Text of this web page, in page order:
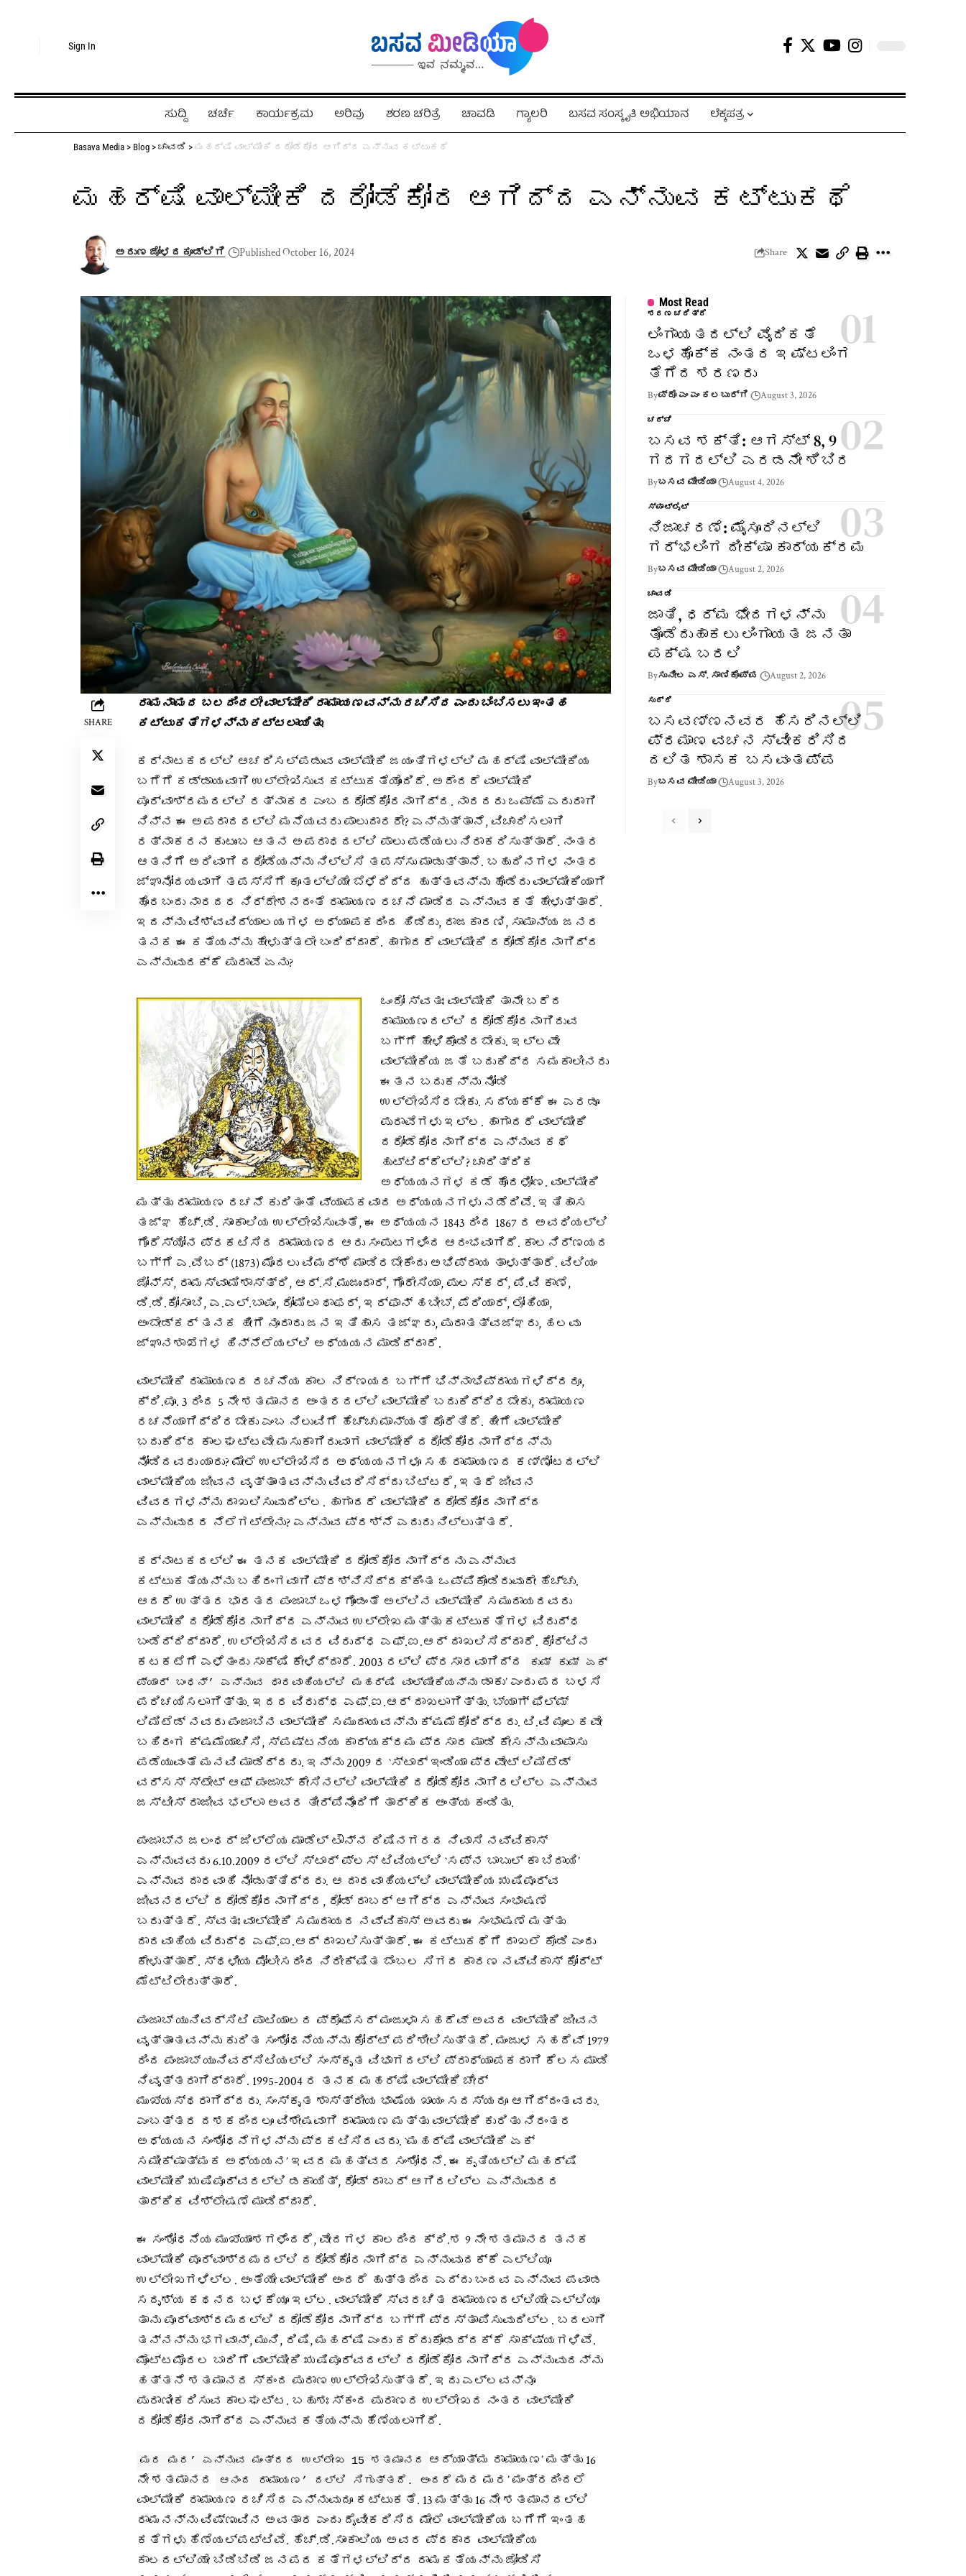
Sign In
ಸುದ್ದಿ ಚರ್ಚೆ ಕಾರ್ಯಕ್ರಮ ಅರಿವು ಶರಣ ಚರಿತ್ರೆ ಚಾವಡಿ ಗ್ಯಾಲರಿ ಬಸವ ಸಂಸ್ಕೃತಿ ಅಭಿಯಾನ ಲೆಕ್ಕಪತ್ರ
Basava Media > Blog > ಚಾವಡಿ > ಮಹರ್ಷಿ ವಾಲ್ಮೀಕಿ ದರೋಡೆಕೋರ ಆಗಿದ್ದ ಎನ್ನುವ ಕಟ್ಟುಕಥೆ
ಮಹರ್ಷಿ ವಾಲ್ಮೀಕಿ ದರೋಡೆಕೋರ ಆಗಿದ್ದ ಎನ್ನುವ ಕಟ್ಟುಕಥೆ
ಅರುಣ ಜೋಳದಕೂಡ್ಲಿಗಿ Published October 16, 2024 Share
SHARE
ರಾಮನಾಮದ ಬಲದಿಂದಲೇ ವಾಲ್ಮೀಕಿ ರಾಮಾಯಣವನ್ನು ರಚಿಸಿದ ಎಂದು ಬಿಂಬಿಸಲು ಇಂತಹ
ಕಟ್ಟುಕತೆಗಳನ್ನು ಕಟ್ಟಲಾಯಿತು.
ಕರ್ನಾಟಕದಲ್ಲಿ ಆಚರಿಸಲ್ಪಡುವ ವಾಲ್ಮೀಕಿ ಜಯಂತಿಗಳಲ್ಲಿ ಮಹರ್ಷಿ ವಾಲ್ಮೀಕಿಯ
ಬಗೆಗೆ ಕಡ್ಡಾಯವಾಗಿ ಉಲ್ಲೇಖಿಸುವ ಕಟ್ಟುಕತೆಯೊಂದಿದೆ. ಅದೆಂದರೆ ವಾಲ್ಮೀಕಿ
ಪೂರ್ವಾಶ್ರಮದಲ್ಲಿ ರತ್ನಾಕರ ಎಂಬ ದರೋಡೆಕೋರನಾಗಿದ್ದ. ನಾರದರು ಒಮ್ಮೆ ಎದುರಾಗಿ
ನಿನ್ನ ಈ ಅಪರಾದದಲ್ಲಿ ಮನೆಯವರು ಪಾಲುದಾರರೇ? ಎನ್ನುತ್ತಾನೆ, ವಿಚಾರಿಸಲಾಗಿ
ರತ್ನಾಕರನ ಕುಟುಂಬ ಆತನ ಅಪರಾಧದಲ್ಲಿ ಪಾಲು ಪಡೆಯಲು ನಿರಾಕರಿಸುತ್ತಾರೆ. ನಂತರ
ಆತನಿಗೆ ಅರಿವಾಗಿ ದರೋಡೆಯನ್ನು ನಿಲ್ಲಿಸಿ ತಪಸ್ಸು ಮಾಡುತ್ತಾನೆ. ಬಹುದಿನಗಳ ನಂತರ
ಜ್ಞಾನೋದಯವಾಗಿ ತಪಸ್ಸಿಗೆ ಕೂತಲ್ಲಿಯೇ ಬೆಳೆದಿದ್ದ ಹುತ್ತವನ್ನು ಹೊಡೆದು ವಾಲ್ಮೀಕಿಯಾಗಿ
ಹೊರಬಂದು ನಾರದರ ನಿರ್ದೇಶನದಂತೆ ರಾಮಾಯಣ ರಚನೆ ಮಾಡಿದ ಎನ್ನುವ ಕತೆ ಹೇಳುತ್ತಾರೆ.
ಇದನ್ನು ವಿಶ್ವವಿದ್ಯಾಲಯಗಳ ಅಧ್ಯಾಪಕರಿಂದ ಹಿಡಿದು, ರಾಜಕಾರಣಿ, ಸಾಮಾನ್ಯ ಜನರ
ತನಕ ಈ ಕತೆಯನ್ನು ಹೇಳುತ್ತಲೇ ಬಂದಿದ್ದಾರೆ. ಹಾಗಾದರೆ ವಾಲ್ಮೀಕಿ ದರೋಡೆಕೋರನಾಗಿದ್ದ
ಎನ್ನುವುದಕ್ಕೆ ಪುರಾವೆ ಏನು?
ಒಂದೋ ಸ್ವತಃ ವಾಲ್ಮೀಕಿ ತಾನೇ ಬರೆದ
ರಾಮಾಯಣದಲ್ಲಿ ದರೋಡೆಕೋರನಾಗಿರುವ
ಬಗ್ಗೆ ಹೇಳಿಕೊಂಡಿರಬೇಕು. ಇಲ್ಲವೇ
ವಾಲ್ಮೀಕಿಯ ಜತೆ ಬದುಕಿದ್ದ ಸಮಕಾಲೀನರು
ಈತನ ಬದುಕನ್ನು ನೋಡಿ
ಉಲ್ಲೇಖಿಸಿರಬೇಕು. ಸದ್ಯಕ್ಕೆ ಈ ಎರಡೂ
ಪುರಾವೆಗಳು ಇಲ್ಲ. ಹಾಗಾದರೆ ವಾಲ್ಮೀಕಿ
ದರೋಡೆಕೋರನಾಗಿದ್ದ ಎನ್ನುವ ಕಥೆ
ಹುಟ್ಟಿದ್ದೆಲ್ಲಿ? ಚಾರಿತ್ರಿಕ
ಅಧ್ಯಯನಗಳ ಕಡೆ ಹೊರಳೋಣ. ವಾಲ್ಮೀಕಿ
ಮತ್ತು ರಾಮಾಯಣ ರಚನೆ ಕುರಿತಂತೆ ವ್ಯಾಪಕವಾದ ಅಧ್ಯಯನಗಳು ನಡೆದಿವೆ. ಇತಿಹಾಸ
ತಜ್ಞ ಹೆಚ್.ಡಿ. ಸಾಂಕಾಲಿಯ ಉಲ್ಲೇಖಿಸುವಂತೆ, ಈ ಅಧ್ಯಯನ 1843 ರಿಂದ 1867 ರ ಅವಧಿಯಲ್ಲಿ
ಗೊರೆಸ್ಯೋನ ಪ್ರಕಟಿಸಿದ ರಾಮಾಯಣದ ಆರು ಸಂಪುಟಗಳಿಂದ ಆರಂಭವಾಗಿದೆ. ಕಾಲನಿರ್ಣಯದ
ಬಗ್ಗೆ ಎ.ವೆಬರ್ (1873) ಮೊದಲು ವಿಮರ್ಶೆ ಮಾಡಿರಬೇಕೆಂದು ಅಭಿಪ್ರಾಯ ತಾಳುತ್ತಾರೆ. ವಿಲಿಯಂ
ಜೋನ್ಸ್, ರಾಮಸ್ವಾಮಿಶಾಸ್ತ್ರಿ, ಆರ್.ಸಿ.ಮುಜುಂದಾರ್, ಗೊರೇಸಿಯಾ, ಪುಲಸ್ಕರ್, ಪಿ.ವಿ ಕಾಣೆ,
ಡಿ.ಡಿ.ಕೋಸಾಂಬಿ, ಎ.ಎಲ್.ಬಾಷಂ, ರೋಮಿಲಾ ಥಾಫರ್, ಇರ್ಫಾನ್ ಹಬೀಬ್, ಪೆರಿಯಾರ್, ಲೋಹಿಯಾ,
ಅಂಬೇಡ್ಕರ್ ತನಕ ಹೀಗೆ ನೂರಾರು ಜನ ಇತಿಹಾಸ ತಜ್ಞರು, ಪುರಾತತ್ವಜ್ಞರು, ಹಲವು
ಜ್ಞಾನಶಾಖೆಗಳ ಹಿನ್ನೆಲೆಯಲ್ಲಿ ಅಧ್ಯಯನ ಮಾಡಿದ್ದಾರೆ.
ವಾಲ್ಮೀಕಿ ರಾಮಾಯಣದ ರಚನೆಯ ಕಾಲ ನಿರ್ಣಯದ ಬಗ್ಗೆ ಭಿನ್ನಾಭಿಪ್ರಾಯಗಳಿದ್ದರೂ,
ಕ್ರಿ.ಪೂ. 3 ರಿಂದ 5 ನೇ ಶತಮಾನದ ಅಂತರದಲ್ಲಿ ವಾಲ್ಮೀಕಿ ಬದುಕಿದ್ದಿರಬೇಕು, ರಾಮಾಯಣ
ರಚನೆಯಾಗಿದ್ದಿರಬೇಕು ಎಂಬ ನಿಲುವಿಗೆ ಹೆಚ್ಚು ಮಾನ್ಯತೆ ದೊರೆತಿದೆ. ಹೀಗೆ ವಾಲ್ಮೀಕಿ
ಬದುಕಿದ್ದ ಕಾಲಘಟ್ಟವೇ ಮಸುಕಾಗಿರುವಾಗ ವಾಲ್ಮೀಕಿ ದರೋಡೆಕೋರನಾಗಿದ್ದನ್ನು
ನೋಡಿದವರು ಯಾರು? ಮೇಲೆ ಉಲ್ಲೇಖಿಸಿದ ಅಧ್ಯಯನಗಳೂ ಸಹ ರಾಮಾಯಣದ ಕಣ್ಣೋಟದಲ್ಲಿ
ವಾಲ್ಮೀಕಿಯ ಜೀವನ ವೃತ್ತಾಂತವನ್ನು ವಿವರಿಸಿದ್ದು ಬಿಟ್ಟರೆ, ಇತರೆ ಜೀವನ
ವಿವರಗಳನ್ನು ದಾಖಲಿಸುವುದಿಲ್ಲ. ಹಾಗಾದರೆ ವಾಲ್ಮೀಕಿ ದರೋಡೆಕೋರನಾಗಿದ್ದ
ಎನ್ನುವುದರ ನೆಲೆಗಟ್ಟೇನು? ಎನ್ನುವ ಪ್ರಶ್ನೆ ಎದುರು ನಿಲ್ಲುತ್ತದೆ.
ಕರ್ನಾಟಕದಲ್ಲಿ ಈ ತನಕ ವಾಲ್ಮೀಕಿ ದರೋಡೆಕೋರನಾಗಿದ್ದನು ಎನ್ನುವ
ಕಟ್ಟುಕತೆಯನ್ನು ಬಹಿರಂಗವಾಗಿ ಪ್ರಶ್ನಿಸಿದ್ದಕ್ಕಿಂತ ಒಪ್ಪಿಕೊಂಡಿರುವುದೇ ಹೆಚ್ಚು.
ಆದರೆ ಉತ್ತರ ಭಾರತದ ಪಂಜಾಬ್ ಒಳಗೊಂಡಂತೆ ಅಲ್ಲಿನ ವಾಲ್ಮೀಕಿ ಸಮುದಾಯದವರು
ವಾಲ್ಮೀಕಿ ದರೋಡೆಕೋರನಾಗಿದ್ದ ಎನ್ನುವ ಉಲ್ಲೇಖ ಮತ್ತು ಕಟ್ಟುಕತೆಗಳ ವಿರುದ್ಧ
ಬಂಡೆದ್ದಿದ್ದಾರೆ. ಉಲ್ಲೇಖಿಸಿದವರ ವಿರುದ್ಧ ಎಫ್.ಐ.ಆರ್ ದಾಖಲಿಸಿದ್ದಾರೆ. ಕೋರ್ಟಿನ
ಕಟಕಟೆಗೆ ಎಳೆತಂದು ಸಾಕ್ಷಿ ಕೇಳಿದ್ದಾರೆ. 2003 ರಲ್ಲಿ ಪ್ರಸಾರವಾಗಿದ್ದ
ಕುಮ್ ಕುಮ್ ಏಕ್
ಪ್ಯಾರ್ ಬಂಧನ್’ ಎನ್ನುವ ಧಾರವಾಹಿಯಲ್ಲಿ ಮಹರ್ಷಿ ವಾಲ್ಮೀಕಿಯನ್ನು ಡಾಕು’ ಎಂದು ಪದ ಬಳಸಿ
ಪರಿಚಯಿಸಲಾಗಿತ್ತು. ಇದರ ವಿರುದ್ಧ ಎಫ್.ಐ.ಆರ್ ದಾಖಲಾಗಿತ್ತು. ಬ್ಯಾಗ್ ಫಿಲ್ಮ್
ಲಿಮಿಟೆಡ್ ನವರು ಪಂಜಾಬಿನ ವಾಲ್ಮೀಕಿ ಸಮುದಾಯವನ್ನು ಕ್ಷಮೆಕೋರಿದ್ದರು. ಟಿ.ವಿ ಮೂಲಕವೇ
ಬಹಿರಂಗ ಕ್ಷಮೆಯಾಚಿಸಿ, ಸ್ಪಷ್ಟನೆಯ ಕಾರ್ಯಕ್ರಮ ಪ್ರಸಾರ ಮಾಡಿ ಕೇಸನ್ನು ವಾಪಾಸು
ಪಡೆಯುವಂತೆ ಮನವಿ ಮಾಡಿದ್ದರು. ಇನ್ನು 2009 ರ `ಸ್ಟಾರ್ ಇಂಡಿಯಾ ಪ್ರವೇಟ್ ಲಿಮಿಟೆಡ್
ವರ್ಸಸ್ ಸ್ಟೇಟ್ ಆಫ್ ಪಂಜಾಬ್’ ಕೇಸಿನಲ್ಲಿ ವಾಲ್ಮೀಕಿ ದರೋಡೆಕೋರನಾಗಿರಲಿಲ್ಲ ಎನ್ನುವ
ಜಸ್ಟೀಸ್ ರಾಜೀವ ಭಲ್ಲಾ ಅವರ ತೀರ್ಪಿನೊಂದಿಗೆ ತಾರ್ಕಿಕ ಅಂತ್ಯ ಕಂಡಿತು.
ಪಂಜಾಬ್‌ನ ಜಲಂಧರ್ ಜಿಲ್ಲೆಯ ಮಾಡೆಲ್ ಟೌನ್‌ನ ರಿಷಿನಗರದ ನಿವಾಸಿ ನವ್ವಿಕಾಸ್
ಎನ್ನುವವರು 6.10.2009 ರಲ್ಲಿ ಸ್ಟಾರ್ ಪ್ಲಸ್ ಟಿವಿಯಲ್ಲಿ `ಸಪ್ನ ಬಾಬುಲ್ ಕಾ ಬಿದಾಯಿ’
ಎನ್ನುವ ದಾರವಾಹಿ ನೋಡುತ್ತಿದ್ದರು. ಆ ದಾರವಾಹಿಯಲ್ಲಿ ವಾಲ್ಮೀಕಿಯ ಋಷಿಪೂರ್ವ
ಜೀವನದಲ್ಲಿ ದರೋಡೆಕೋರನಾಗಿದ್ದ, ರೋಡ್ ರಾಬರ್ ಆಗಿದ್ದ ಎನ್ನುವ ಸಂಭಾಷಣೆ
ಬರುತ್ತದೆ. ಸ್ವತಃ ವಾಲ್ಮೀಕಿ ಸಮುದಾಯದ ನವ್ವಿಕಾಸ್ ಅವರು ಈ ಸಂಭಾಷಣೆ ಮತ್ತು
ದಾರವಾಹಿಯ ವಿರುದ್ಧ ಎಫ್.ಐ.ಆರ್ ದಾಖಲಿಸುತ್ತಾರೆ. ಈ ಕಟ್ಟುಕಥೆಗೆ ದಾಖಲೆ ಕೊಡಿ ಎಂದು
ಕೇಳುತ್ತಾರೆ. ಸ್ಥಳೀಯ ಪೋಲೀಸರಿಂದ ನಿರೀಕ್ಷಿತ ಬೆಂಬಲ ಸಿಗದ ಕಾರಣ ನವ್ವಿಕಾಸ್ ಕೋರ್ಟ್
ಮೆಟ್ಟಿಲೇರುತ್ತಾರೆ.
ಪಂಜಾಬ್ ಯುನಿವರ್ಸಿಟಿ ಪಾಟಿಯಾಲದ ಪ್ರೊಫೆಸರ್ ಮಂಜುಳಾ ಸಹದೆವ್ ಅವರ ವಾಲ್ಮೀಕಿ ಜೀವನ
ವೃತ್ತಾಂತವನ್ನು ಕುರಿತ ಸಂಶೋಧನೆಯನ್ನು ಕೋರ್ಟ್ ಪರಿಶೀಲಿಸುತ್ತದೆ. ಮಂಜುಳ ಸಹದೆವ್ 1979
ರಿಂದ ಪಂಜಾಬ್ ಯುನಿವರ್ಸಿಟಿಯಲ್ಲಿ ಸಂಸ್ಕೃತ ವಿಭಾಗದಲ್ಲಿ ಪ್ರಾಧ್ಯಾಪಕರಾಗಿ ಕೆಲಸ ಮಾಡಿ
ನಿವೃತ್ತರಾಗಿದ್ದಾರೆ. 1995-2004 ರ ತನಕ ಮಹರ್ಷಿ ವಾಲ್ಮೀಕಿ ಚೇರ್
ಮುಖ್ಯಸ್ಥರಾಗಿದ್ದರು. ಸಂಸ್ಕೃತ ಶಾಸ್ತ್ರೀಯ ಭಾಷೆಯ ಖಾಯಂ ಸದಸ್ಯರೂ ಆಗಿದ್ದಂತವರು.
ಎಂಬತ್ತರ ದಶಕದಿಂದಲೂ ವಿಶೇಷವಾಗಿ ರಾಮಾಯಣ ಮತ್ತು ವಾಲ್ಮೀಕಿ ಕುರಿತು ನಿರಂತರ
ಅಧ್ಯಯನ ಸಂಶೋಧನೆಗಳನ್ನು ಪ್ರಕಟಿಸಿದವರು. `ಮಹರ್ಷಿ ವಾಲ್ಮೀಕಿ ಏಕ್
ಸಮೀಕ್ಷಾತ್ಮಕ ಅಧ್ಯಯನ’ ಇವರ ಮಹತ್ವದ ಸಂಶೋಧನೆ. ಈ ಕೃತಿಯಲ್ಲಿ ಮಹರ್ಷಿ
ವಾಲ್ಮೀಕಿ ಋಷಿಪೂರ್ವದಲ್ಲಿ ಡಕಾಯಿತ್, ರೋಡ್ ರಾಬರ್ ಆಗಿರಲಿಲ್ಲ ಎನ್ನುವುದರ
ತಾರ್ಕಿಕ ವಿಶ್ಲೇಷಣೆ ಮಾಡಿದ್ದಾರೆ.
ಈ ಸಂಶೋಧನೆಯ ಮುಖ್ಯಾಂಶಗಳೆಂದರೆ, ವೇದಗಳ ಕಾಲದಿಂದ ಕ್ರಿ.ಶ 9 ನೇ ಶತಮಾನದ ತನಕ
ವಾಲ್ಮೀಕಿ ಪೂರ್ವಾಶ್ರಮದಲ್ಲಿ ದರೋಡೆಕೋರನಾಗಿದ್ದ ಎನ್ನುವುದಕ್ಕೆ ಎಲ್ಲಿಯೂ
ಉಲ್ಲೇಖಗಳಿಲ್ಲ. ಅಂತೆಯೇ ವಾಲ್ಮೀಕಿ ಅಂದರೆ ಹುತ್ತದಿಂದ ಎದ್ದು ಬಂದವ ಎನ್ನುವ ಪವಾಡ
ಸದೃಶ್ಯ ಕಥನದ ಬಳಕೆಯೂ ಇಲ್ಲ. ವಾಲ್ಮೀಕಿ ಸ್ವರಚಿತ ರಾಮಾಯಣದಲ್ಲಿಯೇ ಎಲ್ಲಿಯೂ
ತಾನು ಪೂರ್ವಾಶ್ರಮದಲ್ಲಿ ದರೋಡೆಕೋರನಾಗಿದ್ದ ಬಗ್ಗೆ ಪ್ರಸ್ತಾಪಿಸುವುದಿಲ್ಲ. ಬದಲಾಗಿ
ತನ್ನನ್ನು ಭಗವಾನ್, ಮುನಿ, ರಿಷಿ, ಮಹರ್ಷಿ ಎಂದು ಕರೆದುಕೊಂಡದ್ದಕ್ಕೆ ಸಾಕ್ಷ್ಯಗಳಿವೆ.
ಮೊಟ್ಟಮೊದಲ ಬಾರಿಗೆ ವಾಲ್ಮೀಕಿ ಋಷಿಪೂರ್ವದಲ್ಲಿ ದರೋಡೆಕೋರನಾಗಿದ್ದ ಎನ್ನುವುದನ್ನು
ಹತ್ತನೆ ಶತಮಾನದ ಸ್ಕಂದ ಪುರಾಣ ಉಲ್ಲೇಖಿಸುತ್ತದೆ. ಇದು ಎಲ್ಲವನ್ನೂ
ಪುರಾಣೀಕರಿಸುವ ಕಾಲಘಟ್ಟ. ಬಹುಶಃ ಸ್ಕಂದ ಪುರಾಣದ ಉಲ್ಲೇಖದ ನಂತರ ವಾಲ್ಮೀಕಿ
ದರೋಡೆಕೋರನಾಗಿದ್ದ ಎನ್ನುವ ಕತೆಯನ್ನು ಹೆಣೆಯಲಾಗಿದೆ.
ಮರ ಮರ’ ಎನ್ನುವ ಮಂತ್ರದ ಉಲ್ಲೇಖ 15 ಶತಮಾನದ
ಆದ್ಯಾತ್ಮ ರಾಮಾಯಣ’ ಮತ್ತು 16
ನೇ ಶತಮಾನದ
ಆನಂದ ರಾಮಾಯಣ’ ದಲ್ಲಿ ಸಿಗುತ್ತದೆ. ಅಂದರೆ ಮರ ಮರ’ ಮಂತ್ರದಿಂದಲೆ
ವಾಲ್ಮೀಕಿ ರಾಮಾಯಣ ರಚಿಸಿದ ಎನ್ನುವುದೂ ಕಟ್ಟುಕತೆ. 13 ಮತ್ತು 16 ನೇ ಶತಮಾನದಲ್ಲಿ
ರಾಮನನ್ನು ವಿಷ್ಣುವಿನ ಅವತಾರ ಎಂದು ದೈವೀಕರಿಸಿದ ಮೇಲೆ ವಾಲ್ಮೀಕಿಯ ಬಗೆಗೆ ಇಂತಹ
ಕತೆಗಳು ಹೆಣೆಯಲ್ಪಟ್ಟಿವೆ. ಹೆಚ್.ಡಿ.ಸಾಂಕಾಲಿಯ ಅವರ ಪ್ರಕಾರ ವಾಲ್ಮೀಕಿಯ
ಕಾಲದಲ್ಲಿಯೇ ಬಿಡಿಬಿಡಿ ಜನಪದ ಕತೆಗಳಲ್ಲಿದ್ದ ರಾಮಕತೆಯನ್ನು ಜೋಡಿಸಿ
Most Read
ಶರಣ ಚರಿತ್ರೆ
ಲಿಂಗಾಯತದಲ್ಲಿ ವೈದಿಕತೆ
ಒಳಹೊಕ್ಕ ನಂತರ ಇಷ್ಟಲಿಂಗ
ತೆಗೆದ ಶರಣರು
Byಪ್ರೊ ಎಂ ಎಂ ಕಲಬುರ್ಗಿ August 3, 2026
ಚರ್ಚೆ
ಬಸವ ಶಕ್ತಿ: ಆಗಸ್ಟ್ 8, 9
ಗದಗದಲ್ಲಿ ಎರಡನೇ ಶಿಬಿರ
Byಬಸವ ಮೀಡಿಯಾ August 4, 2026
ಸ್ಪಾಟ್‌ಲೈಟ್
ನಿಜಾಚರಣೆ: ಮೈಸೂರಿನಲ್ಲಿ
ಗರ್ಭಲಿಂಗ ದೀಕ್ಷಾ ಕಾರ್ಯಕ್ರಮ
Byಬಸವ ಮೀಡಿಯಾ August 2, 2026
ಚಾವಡಿ
ಜಾತಿ, ಧರ್ಮ ಭೇದಗಳನ್ನು
ತೊಡೆದುಹಾಕಲು ಲಿಂಗಾಯತ ಜನತಾ
ಪಕ್ಷ ಬರಲಿ
Byಸುನೀಲ ಎಸ್. ಸಾಣಿಕೊಪ್ಪ August 2, 2026
ಸುದ್ದಿ
ಬಸವಣ್ಣನವರ ಹೆಸರಿನಲ್ಲಿ
ಪ್ರಮಾಣ ವಚನ ಸ್ವೀಕರಿಸಿದ
ದಲಿತ ಶಾಸಕ ಬಸವಂತಪ್ಪ
Byಬಸವ ಮೀಡಿಯಾ August 3, 2026